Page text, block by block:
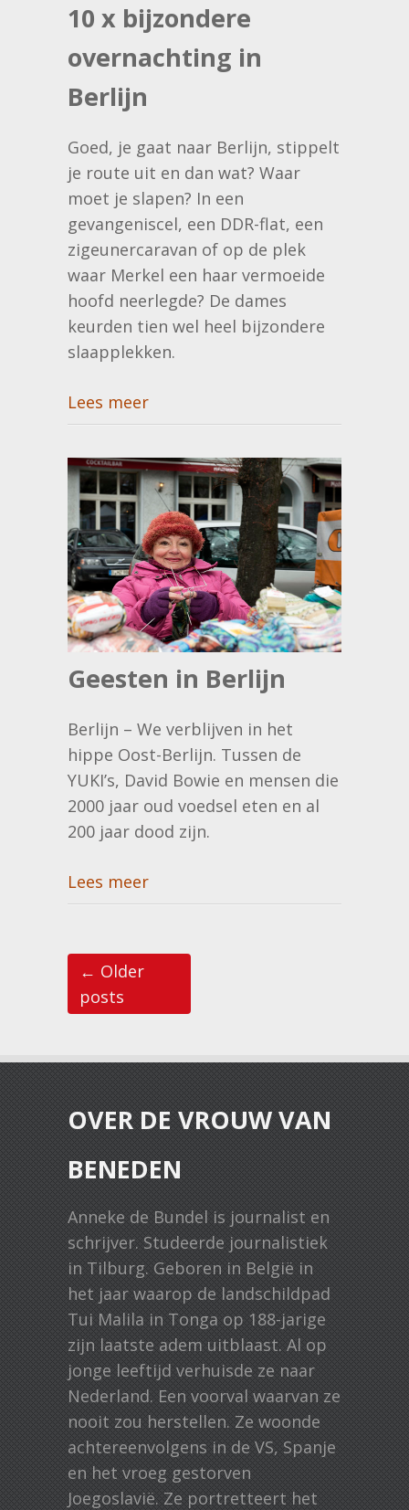
10 x bijzondere
overnachting in
Berlijn
Goed, je gaat naar Berlijn, stippelt
je route uit en dan wat? Waar
moet je slapen? In een
gevangeniscel, een DDR-flat, een
zigeunercaravan of op de plek
waar Merkel een haar vermoeide
hoofd neerlegde? De dames
keurden tien wel heel bijzondere
slaapplekken.
Lees meer
Geesten in Berlijn
Berlijn – We verblijven in het
hippe Oost-Berlijn. Tussen de
YUKI’s, David Bowie en mensen die
2000 jaar oud voedsel eten en al
200 jaar dood zijn.
Lees meer
Post navigation
← Older
posts
OVER DE VROUW VAN
BENEDEN
Anneke de Bundel is journalist en
schrijver. Studeerde journalistiek
in Tilburg. Geboren in België in
het jaar waarop de landschildpad
Tui Malila in Tonga op 188-jarige
zijn laatste adem uitblaast. Al op
jonge leeftijd verhuisde ze naar
Nederland. Een voorval waarvan ze
nooit zou herstellen. Ze woonde
achtereenvolgens in de VS, Spanje
en het vroeg gestorven
Joegoslavië. Ze portretteert het